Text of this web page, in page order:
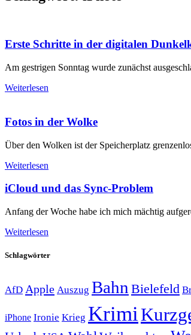
Erste Schritte in der digitalen
Am gestrigen Sonntag wurde zunächst
Weiterlesen
Fotos in der Wolke
Über den Wolken ist der Speicherplatz
Weiterlesen
iCloud und das Sync-Problem
Anfang der Woche habe ich mich mächtig
Weiterlesen
Schlagwörter
AfD Apple Auszug Bahn Bielefeld
iPhone Ironie Krieg Krimi